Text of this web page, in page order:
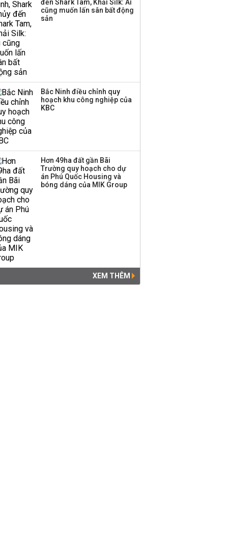
đến Shark Tam, Khải Silk: Ai
cũng muốn lấn sân bất động
sản
Bắc Ninh điều chỉnh quy
hoạch khu công nghiệp của
KBC
Hơn 49ha đất gần Bãi
Trường quy hoạch cho dự
án Phú Quốc Housing và
bóng dáng của MIK Group
XEM THÊM